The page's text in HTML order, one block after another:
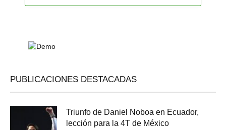
PUBLICACIONES DESTACADAS
Triunfo de Daniel Noboa en Ecuador,
lección para la 4T de México